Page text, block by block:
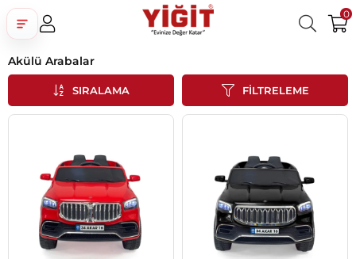
0
Üye Girişi
Google İle Bağlan
Akülü Arabalar
FILTRELEME
SIRALAMA